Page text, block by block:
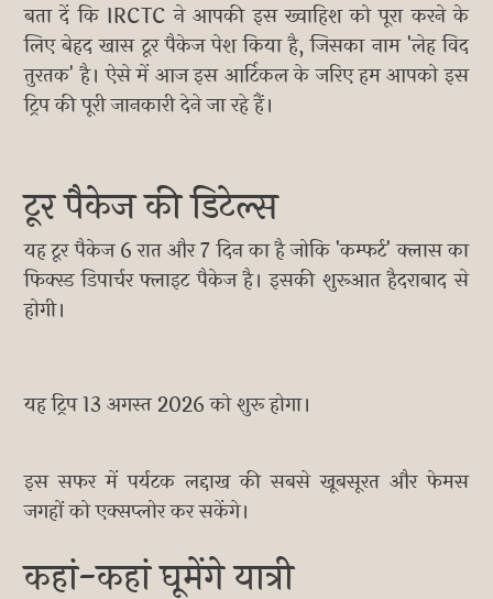
बता दें कि IRCTC ने आपकी इस ख्वाहिश को पूरा करने के
लिए बेहद खास टूर पैकेज पेश किया है, जिसका नाम 'लेह विद
तुरतक' है। ऐसे में आज इस आर्टिकल के जरिए हम आपको इस
ट्रिप की पूरी जानकारी देने जा रहे हैं।
टूर पैकेज की डिटेल्स
यह टूर पैकेज 6 रात और 7 दिन का है जोकि 'कम्फर्ट' क्लास का
फिक्स्ड डिपार्चर फ्लाइट पैकेज है। इसकी शुरूआत हैदराबाद से
होगी।
यह ट्रिप 13 अगस्त 2026 को शुरू होगा।
इस सफर में पर्यटक लद्दाख की सबसे खूबसूरत और फेमस
जगहों को एक्सप्लोर कर सकेंगे।
कहां-कहां घूमेंगे यात्री